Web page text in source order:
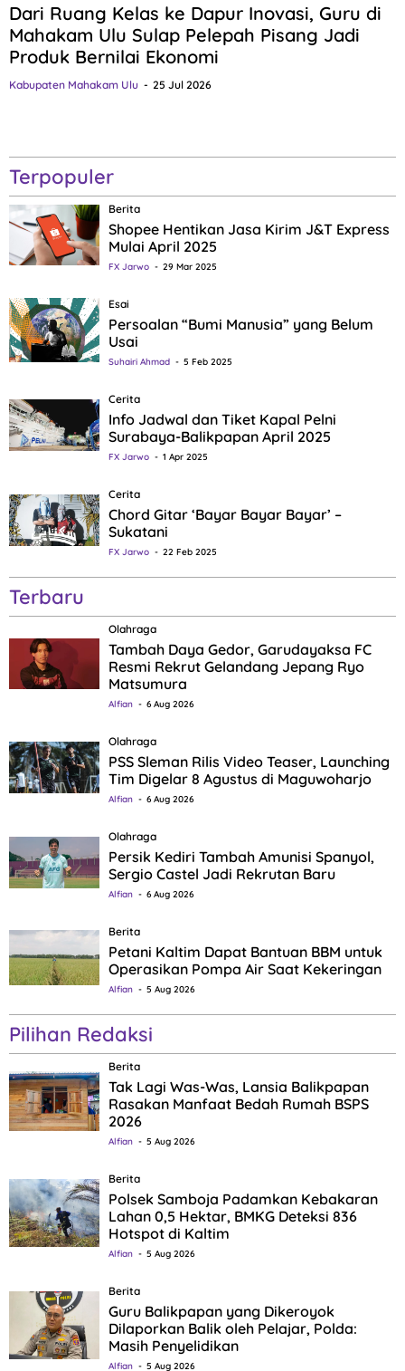
Dari Ruang Kelas ke Dapur Inovasi, Guru di
Mahakam Ulu Sulap Pelepah Pisang Jadi
Produk Bernilai Ekonomi
Kabupaten Mahakam Ulu 25 Jul 2026
Terpopuler
Berita
Shopee Hentikan Jasa Kirim J&T Express
Mulai April 2025
FX Jarwo 29 Mar 2025
Esai
Persoalan “Bumi Manusia” yang Belum
Usai
Suhairi Ahmad 5 Feb 2025
Cerita
Info Jadwal dan Tiket Kapal Pelni
Surabaya-Balikpapan April 2025
FX Jarwo 1 Apr 2025
Cerita
Chord Gitar ‘Bayar Bayar Bayar’ –
Sukatani
FX Jarwo 22 Feb 2025
Terbaru
Olahraga
Tambah Daya Gedor, Garudayaksa FC
Resmi Rekrut Gelandang Jepang Ryo
Matsumura
Alfian 6 Aug 2026
Olahraga
PSS Sleman Rilis Video Teaser, Launching
Tim Digelar 8 Agustus di Maguwoharjo
Alfian 6 Aug 2026
Olahraga
Persik Kediri Tambah Amunisi Spanyol,
Sergio Castel Jadi Rekrutan Baru
Alfian 6 Aug 2026
Berita
Petani Kaltim Dapat Bantuan BBM untuk
Operasikan Pompa Air Saat Kekeringan
Alfian 5 Aug 2026
Pilihan Redaksi
Berita
Tak Lagi Was-Was, Lansia Balikpapan
Rasakan Manfaat Bedah Rumah BSPS
2026
Alfian 5 Aug 2026
Berita
Polsek Samboja Padamkan Kebakaran
Lahan 0,5 Hektar, BMKG Deteksi 836
Hotspot di Kaltim
Alfian 5 Aug 2026
Berita
Guru Balikpapan yang Dikeroyok
Dilaporkan Balik oleh Pelajar, Polda:
Masih Penyelidikan
Alfian 5 Aug 2026